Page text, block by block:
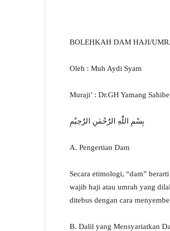
BOLEHKAH DAM HAJI/
Oleh : Muh Aydi Syam
Muraji’ : Dr.GH Yamang
بِسْمِ اللّٰهِ الرٌَحْمٰنِ الرٌَحِيْمِ
A. Pengertian Dam
Secara etimologi, “dam”
wajib haji atau umrah yang
ditebus dengan cara
B. Dalil yang Mensyariatkan